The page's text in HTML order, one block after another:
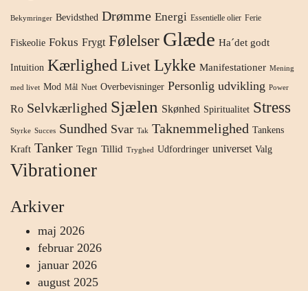
Bekymringer Bevidsthed Drømme Energi Essentielle olier Ferie
Fiskeolie Fokus Frygt Følelser Glæde Ha´det godt
Intuition Kærlighed Livet Lykke Manifestationer Mening
med livet Mod Mål Nuet Overbevisninger Personlig udvikling Power
Ro Selvkærlighed Sjælen Skønhed Spiritualitet Stress
Styrke Succes Sundhed Svar Tak Taknemmelighed Tankens
Kraft Tanker Tegn Tillid Tryghed Udfordringer universet Valg
Vibrationer
Arkiver
maj 2026
februar 2026
januar 2026
august 2025